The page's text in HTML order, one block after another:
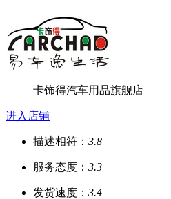
卡饰得汽车用品旗舰店
进入店铺
描述相符： 3.8
服务态度： 3.3
发货速度： 3.4